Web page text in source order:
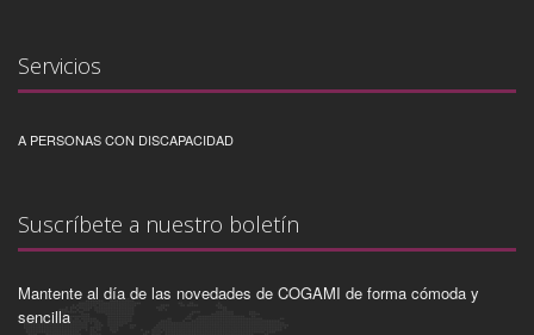
Servicios
A PERSONAS CON DISCAPACIDAD
Suscríbete a nuestro boletín
Mantente al día de las novedades de COGAMI de forma cómoda y
sencilla